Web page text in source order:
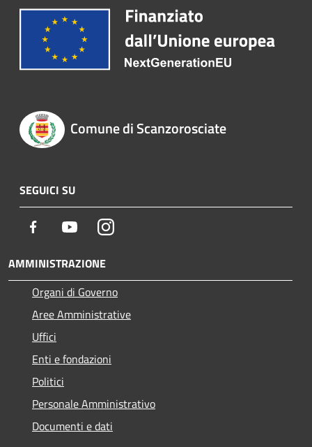
Comune di Scanzorosciate
SEGUICI SU
Facebook YoutubeInstagram
AMMINISTRAZIONE
Organi di Governo
Aree Amministrative
Uffici
Enti e fondazioni
Politici
Personale Amministrativo
Documenti e dati